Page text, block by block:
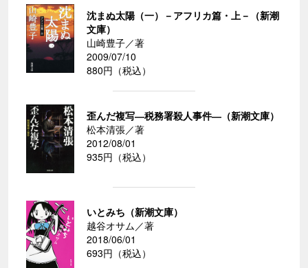
沈まぬ太陽（一）－アフリカ篇・上－（新潮
文庫）
山崎豊子／著
2009/07/10
880円（税込）
歪んだ複写―税務署殺人事件―（新潮文庫）
松本清張／著
2012/08/01
935円（税込）
いとみち（新潮文庫）
越谷オサム／著
2018/06/01
693円（税込）